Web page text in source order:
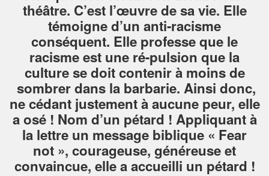
théâtre. C’est l’œuvre de sa vie. Elle
témoigne d’un anti-racisme
conséquent. Elle professe que le
racisme est une ré-pulsion que la
culture se doit contenir à moins de
sombrer dans la barbarie. Ainsi donc,
ne cédant justement à aucune peur, elle
a osé ! Nom d’un pétard ! Appliquant à
la lettre un message biblique « Fear
not », courageuse, généreuse et
convaincue, elle a accueilli un pétard !